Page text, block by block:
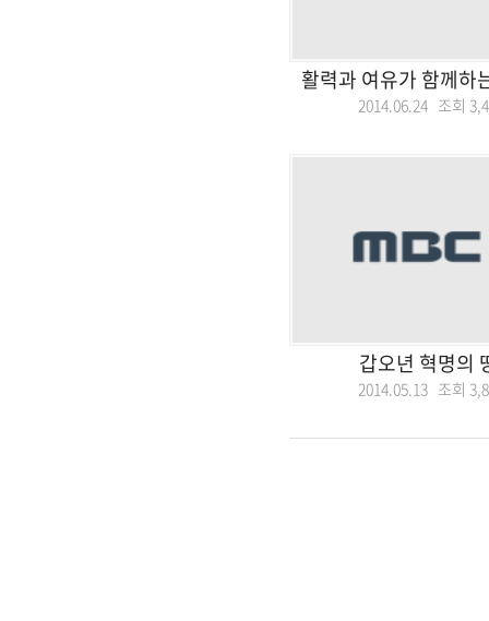
활력과 여유가 함께하
2014.06.24 조회
갑오년 혁명의
2014.05.13 조회